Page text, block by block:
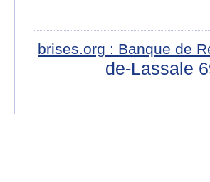
brises.org : Banque de
de-Lassale